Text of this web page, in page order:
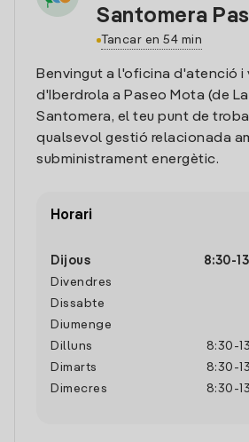
Santomera
Tancar en 54 min
Benvingut a l'oficina d'atenció i
d'Iberdrola a Paseo Mota (de
Santomera, el teu punt de
qualsevol gestió relacionada
subministrament energètic.
Horari
Dijous 8:30-
Divendres
Dissabte
Diumenge
Dilluns
8:30 -
Dimarts
8:30 -
Dimecres
8:30 -